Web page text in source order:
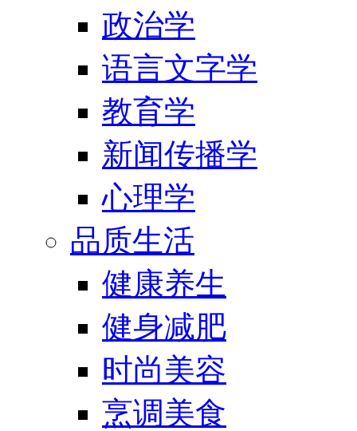
政治学
语言文字学
教育学
新闻传播学
心理学
品质生活
健康养生
健身减肥
时尚美容
烹调美食